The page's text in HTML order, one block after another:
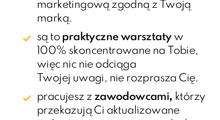
marketingową zgodną z Twoją
marką.
są to praktyczne warsztaty w
100% skoncentrowane na Tobie,
więc nic nie odciąga
Twojej uwagi, nie rozprasza Cię.
pracujesz z zawodowcami, którzy
przekazują Ci aktualizowane